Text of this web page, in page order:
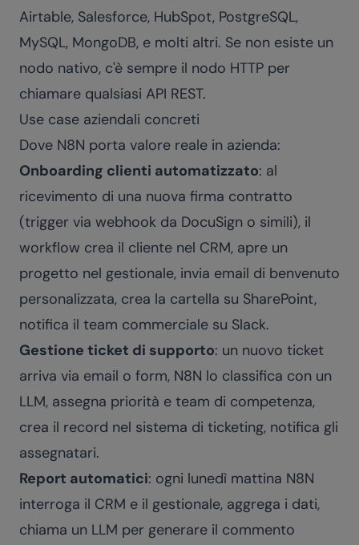
Airtable, Salesforce, HubSpot, PostgreSQL,
MySQL, MongoDB, e molti altri. Se non esiste un
nodo nativo, c'è sempre il nodo HTTP per
chiamare qualsiasi API REST.
Use case aziendali concreti
Dove N8N porta valore reale in azienda:
Onboarding clienti automatizzato: al
ricevimento di una nuova firma contratto
(trigger via webhook da DocuSign o simili), il
workflow crea il cliente nel CRM, apre un
progetto nel gestionale, invia email di benvenuto
personalizzata, crea la cartella su SharePoint,
notifica il team commerciale su Slack.
Gestione ticket di supporto: un nuovo ticket
arriva via email o form, N8N lo classifica con un
LLM, assegna priorità e team di competenza,
crea il record nel sistema di ticketing, notifica gli
assegnatari.
Report automatici: ogni lunedì mattina N8N
interroga il CRM e il gestionale, aggrega i dati,
chiama un LLM per generare il commento